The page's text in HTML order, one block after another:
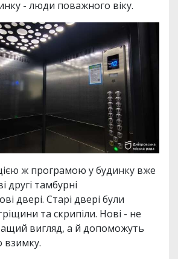
- люди поважного віку.
ж програмою у будинку вже
другі тамбурні
двері. Старі двері були
та скрипіли. Нові - не
вигляд, а й допоможуть
взимку.